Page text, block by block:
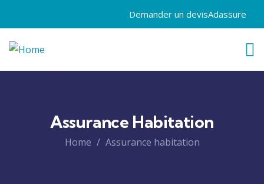
Demander un devisAdassure
Assurance Habitation
Home Assurance habitation